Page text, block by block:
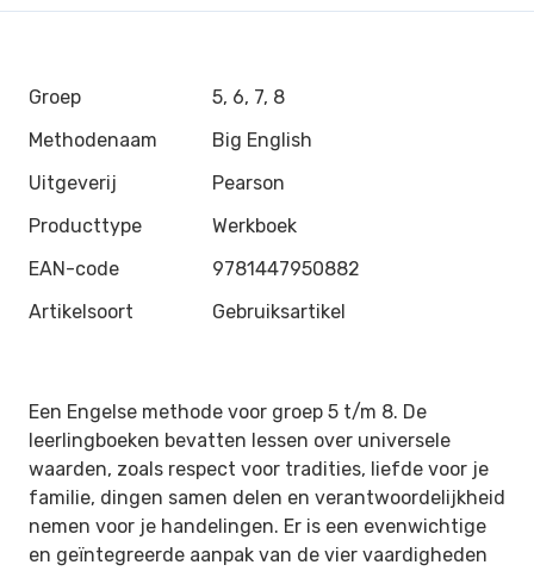
Groep
5, 6, 7, 8
Methodenaam
Big English
Uitgeverij
Pearson
Producttype
Werkboek
EAN-code
9781447950882
Artikelsoort
Gebruiksartikel
Een Engelse methode voor groep 5 t/m 8. De
leerlingboeken bevatten lessen over universele
waarden, zoals respect voor tradities, liefde voor je
familie, dingen samen delen en verantwoordelijkheid
nemen voor je handelingen. Er is een evenwichtige
en geïntegreerde aanpak van de vier vaardigheden